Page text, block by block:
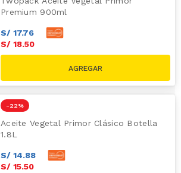
Premium 900ml
S/ 17.76
S/ 18.50
S/22.00
-22 %
Aceite Vegetal Primor Clásico Botella
1.8L
S/ 14.88
S/ 15.50